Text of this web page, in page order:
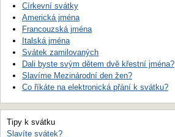
Církevní svátky
Americká jména
Francouzská jména
Italská jména
Svátek zamilovaných
Dali byste svým dětem dvě křestní jména?
Slavíme Mezinárodní den žen?
Co říkáte na elektronická přání k svátku?
Tipy k svátku
Slavíte svátek?